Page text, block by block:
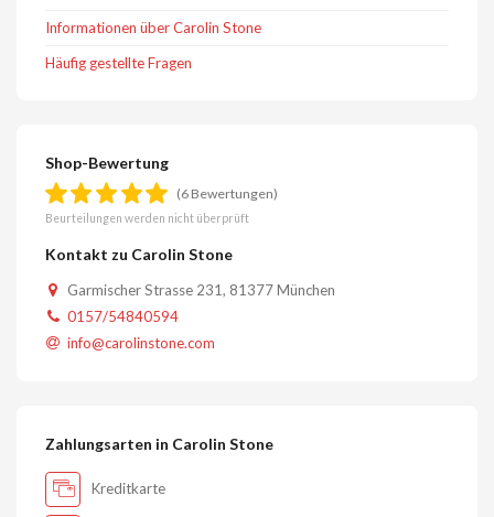
Informationen über Carolin Stone
Häufig gestellte Fragen
Shop-Bewertung
(6 Bewertungen)
Beurteilungen werden nicht überprüft
Kontakt zu Carolin Stone
Garmischer Strasse 231, 81377 München
0157/54840594
info@carolinstone.com
Zahlungsarten in Carolin Stone
Kreditkarte